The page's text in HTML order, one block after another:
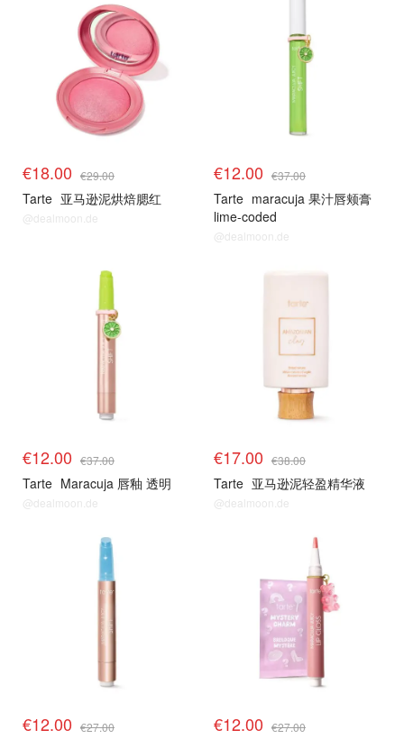
€18.00 €29.00
Tarte 亚马逊泥烘焙腮红
@dealmoon.de
€12.00 €37.00
Tarte maracuja 果汁唇颊膏
lime-coded
@dealmoon.de
€12.00 €37.00
Tarte Maracuja 唇釉 透明
@dealmoon.de
€17.00 €38.00
Tarte 亚马逊泥轻盈精华液
@dealmoon.de
€12.00 €27.00 €12.00 €27.00